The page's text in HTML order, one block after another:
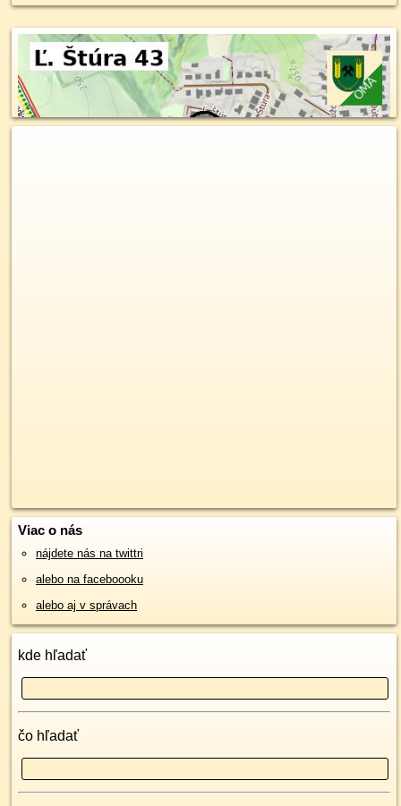
Viac o nás
nájdete nás na twittri
alebo na faceboooku
alebo aj v správach
kde hľadať
čo hľadať